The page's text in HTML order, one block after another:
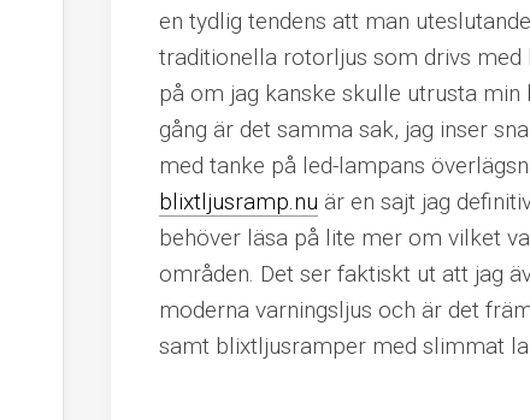
en tydlig tendens att man
traditionella rotorljus som drivs
på om jag kanske skulle utrusta
gång är det samma sak, jag inser
med tanke på led-lampans
blixtljusramp.nu är en sajt jag
behöver läsa på lite mer om vilket
områden. Det ser faktiskt ut att jag
moderna varningsljus och är det
samt blixtljusramper med slimmat